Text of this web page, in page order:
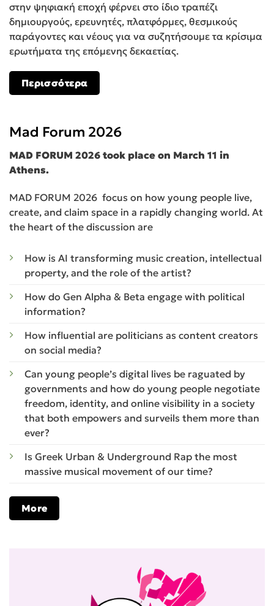
στην ψηφιακή εποχή φέρνει στο ίδιο τραπέζι
δημιουργούς, ερευνητές, πλατφόρμες, θεσμικούς
παράγοντες και νέους για να συζητήσουμε τα κρίσιμα
ερωτήματα της επόμενης δεκαετίας.
Περισσότερα
Mad Forum 2026
MAD FORUM 2026 took place on March 11 in
Athens.
MAD FORUM 2026 focus on how young people live,
create, and claim space in a rapidly changing world. At
the heart of the discussion are
How is AI transforming music creation, intellectual
property, and the role of the artist?
How do Gen Alpha & Beta engage with political
information?
How influential are politicians as content creators
on social media?
Can young people’s digital lives be raguated by
governments and how do young people negotiate
freedom, identity, and online visibility in a society
that both empowers and surveils them more than
ever?
Is Greek Urban & Underground Rap the most
massive musical movement of our time?
More